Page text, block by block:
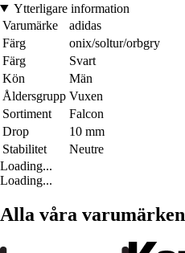
Ytterligare information
Varumärke
adidas
Färg
onix/soltur/orbgry
Färg
Svart
Kön
Män
Åldersgrupp Vuxen
Sortiment
Falcon
Drop
10 mm
Stabilitet
Neutre
Loading...
Loading...
Alla våra varumärken